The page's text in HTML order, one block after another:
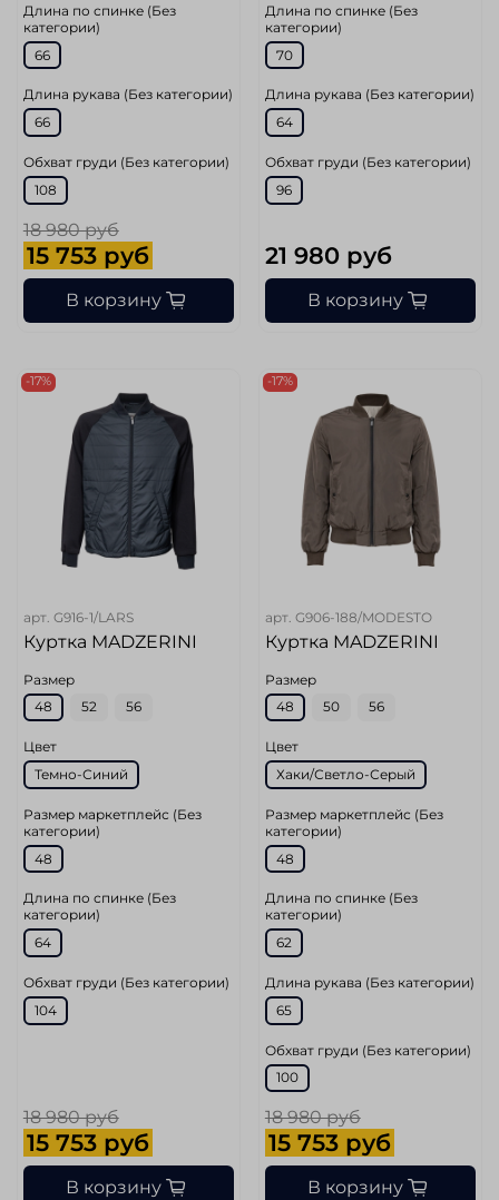
Длина по спинке (Без
категории)
66
Длина рукава (Без категории)
66
Обхват груди (Без категории)
108
18 980 руб
15 753 руб
В корзину
Длина по спинке (Без
категории)
70
Длина рукава (Без категории)
64
Обхват груди (Без категории)
96
21 980 руб
В корзину
-17%
арт. G916-1/LARS
Куртка MADZERINI
Размер
48
52 56
Цвет
Темно-Синий
Размер маркетплейс (Без
категории)
48
Длина по спинке (Без
категории)
64
Обхват груди (Без категории)
104
18 980 руб
15 753 руб
В корзину
-17%
арт. G906-188/MODESTO
Куртка MADZERINI
Размер
48
50 56
Цвет
Хаки/Светло-Серый
Размер маркетплейс (Без
категории)
48
Длина по спинке (Без
категории)
62
Длина рукава (Без категории)
65
Обхват груди (Без категории)
100
18 980 руб
15 753 руб
В корзину